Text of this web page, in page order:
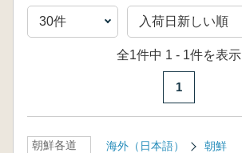
全1件中 1 - 1件を表示
1
朝鮮各道
海外（日本語） 朝鮮